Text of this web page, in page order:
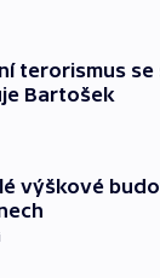
terorismus
Bartošek
výškové